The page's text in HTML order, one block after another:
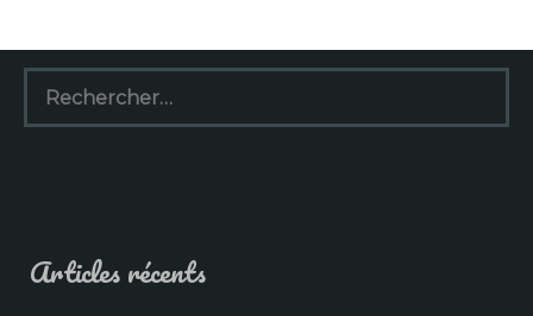
Rechercher :
Articles récents